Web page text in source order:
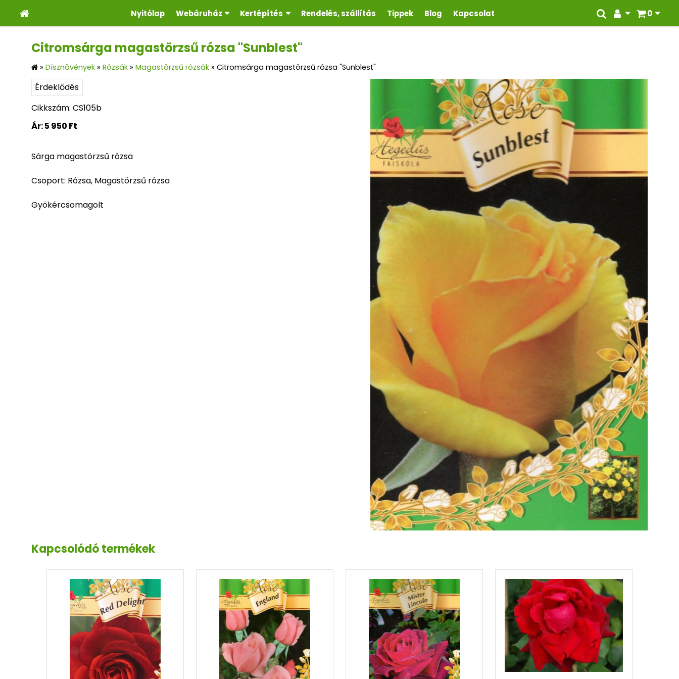
0
Nyitólap Webáruház Kertépítés Rendelés, szállítás Tippek Blog Kapcsolat
Citromsárga magastörzsű rózsa "Sunblest"
» Dísznövények » Rózsák » Magastörzsű rózsák » Citromsárga magastörzsű rózsa "Sunblest"
Érdeklődés
Cikkszám: CS105b
Ár:5 950 Ft
Sárga magastörzsű rózsa
Csoport: Rózsa, Magastörzsű rózsa
Gyökércsomagolt
Kapcsolódó termékek